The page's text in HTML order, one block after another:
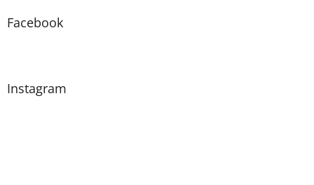
Facebook
Instagram